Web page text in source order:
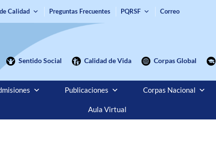
Calidad Preguntas Frecuentes PQRSF Correo
Sentido Social Calidad de Vida Corpas Global
Publicaciones Corpas Nacional
Aula Virtual